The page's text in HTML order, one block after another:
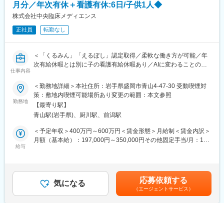
■勤務地について：
エリア職（転居を伴う転勤無）／準総合職（地域内転勤有）／総
合職（全国転勤有）から選択可能です。
【その他補足情報】
・長期間の研修を用意しているため職種未経験＆技術的な知識が
全く無い方でも立ち上りが可能となっております。
・正社員登用は前提の採用です。就業態度に問題がなければ原則
登用となり、業界トップクラスシェアを誇る優良企業の正社員と
して安定就業が可能です。（登用率98%、試験やノルマなし）
・業界トップクラスのIoT製品や医療システムに触れる事が可能で
す。また、販売スキルだけでなく薬局運営コンサルティングのス
【ポジションの魅力】
・同社の製品やシステムが、24時間止めてはならない医療現場の
安心安全や、医療従事者の負担軽減に大きく貢献しています。
製品が多数あります。寡占市場だからこそ、競合製品を使ってい
る顧客からいかにシェアを獲得するか、試行錯誤する面白さがあ
【同社について】
月分／年次有休＋看護有休:6日/子供1人◆
株式会社中央臨床メディエンス
正社員 転勤なし
仕事内容
＜「くるみん」「えるぼし」認定取得／柔軟な働き方が可能／年
次有給休暇とは別に子の看護有給休暇あり／AIに変わることのな
■主な業務内容：
・生化学分析 ・血液検査分析
・腫瘍マーカ分析 ・尿分析
検体数 12万検体～20万検体/1ヶ月
生化学検査・・・4,000件程度/日
血液学検査・・・2,000件程度/日
【変更の範囲：会社の定める業務】
当社は、東北の病院と取引があり、病院で採取された検体をお預
勤務地
＜勤務地詳細＞本社住所：岩手県盛岡市青山4-47-30 受動喫煙対
策：敷地内喫煙可能場所あり変更の範囲：本文参照
【最寄り駅】
青山駅(岩手県)、厨川駅、前潟駅
給与
＜予定年収＞400万円～600万円＜賃金形態＞月給制＜賃金内訳＞
月額（基本給）：197,000円～350,000円その他固定手当/月：1円
代 ４７０万（夜勤手当込み）４０代 ６１０万（夜勤手当込
み）５０代 ６９０万（夜勤手当込み）賃金はあくまでも目安の
金額であり、選考を通じて上下する可能性があります。月給(月額)
気になる 応募依頼する
（エージェントサービス）